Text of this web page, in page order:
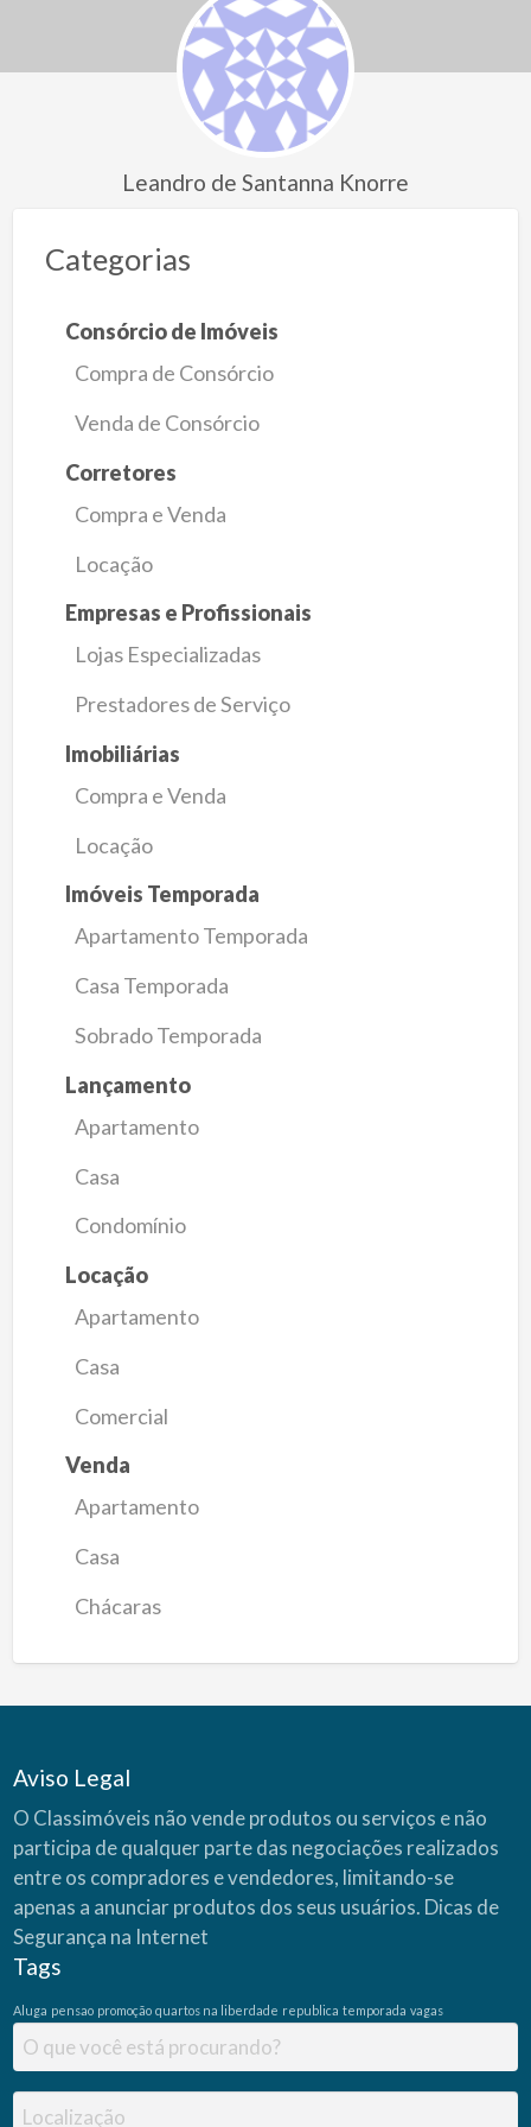
Leandro de Santanna Knorre
Categorias
Consórcio de Imóveis
Compra de Consórcio
Venda de Consórcio
Corretores
Compra e Venda
Locação
Empresas e Profissionais
Lojas Especializadas
Prestadores de Serviço
Imobiliárias
Compra e Venda
Locação
Imóveis Temporada
Apartamento Temporada
Casa Temporada
Sobrado Temporada
Lançamento
Apartamento
Casa
Condomínio
Locação
Apartamento
Casa
Comercial
Venda
Apartamento
Casa
Chácaras
Aviso Legal
O Classimóveis não vende produtos ou serviços e não
participa de qualquer parte das negociações realizados
entre os compradores e vendedores, limitando-se
apenas a anunciar produtos dos seus usuários. Dicas de
Segurança na Internet
Tags
Aluga pensao promoção quartos na liberdade republica temporada vagas